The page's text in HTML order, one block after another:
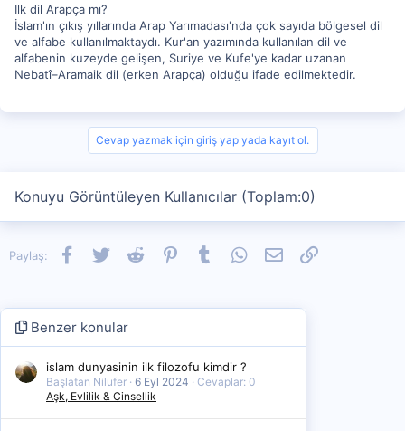
Ilk dil Arapça mı?
İslam'ın çıkış yıllarında Arap Yarımadası'nda çok sayıda bölgesel dil
ve alfabe kullanılmaktaydı. Kur'an yazımında kullanılan dil ve
alfabenin kuzeyde gelişen, Suriye ve Kufe'ye kadar uzanan
Nebatî–Aramaik dil (erken Arapça) olduğu ifade edilmektedir.
Cevap yazmak için giriş yap yada kayıt ol.
Konuyu Görüntüleyen Kullanıcılar (Toplam:0)
Paylaş: Facebook
TwitterReddit PinterestTumblrWhatsApp
E-postaLink
Benzer konular
islam dunyasinin ilk filozofu kimdir ?
Başlatan Nilufer 6 Eyl 2024
Cevaplar: 0
Aşk, Evlilik & Cinsellik